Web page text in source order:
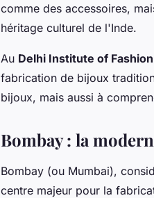
comme des accessoires,
héritage culturel de l'Inde.
Au Delhi Institute of
fabrication de bijoux
bijoux, mais aussi à
Bombay : la
Bombay (ou Mumbai),
centre majeur pour la